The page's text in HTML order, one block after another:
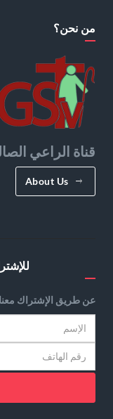
من نحن؟
قناة الراعي
About Us
عن طريق الإشتراك